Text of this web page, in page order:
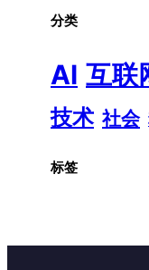
分类
AI 互联
技术 社会
标签